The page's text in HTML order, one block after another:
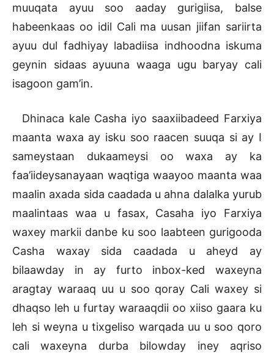
muuqata ayuu soo aaday gurigiisa, balse
habeenkaas oo idil Cali ma uusan jiifan sariirta
ayuu dul fadhiyay labadiisa indhoodna iskuma
geynin sidaas ayuuna waaga ugu baryay cali
isagoon gam’in.
Dhinaca kale Casha iyo saaxiibadeed Farxiya
maanta waxa ay isku soo raacen suuqa si ay I
sameystaan dukaameysi oo waxa ay ka
faa’iideysanayaan waqtiga waayoo maanta waa
maalin axada sida caadada u ahna dalalka yurub
maalintaas waa u fasax, Casaha iyo Farxiya
waxey markii danbe ku soo laabteen gurigooda
Casha waxay sida caadada u aheyd ay
bilaawday in ay furto inbox-ked waxeyna
aragtay waraaq uu u soo qoray Cali waxey si
dhaqso leh u furtay waraaqdii oo xiiso gaara ku
leh si weyna u tixgeliso warqada uu u soo qoro
cali waxeyna durba bilowday iney aqriso